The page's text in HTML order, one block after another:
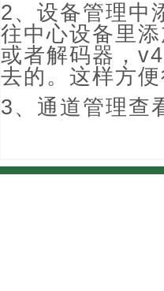
2、设备管理中
往中心设备里
或者解码器，
去的。这样方
3、通道管理查